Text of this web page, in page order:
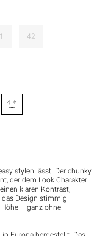
42
stylen lässt. Der chunky
der dem Look Charakter
klaren Kontrast,
das Design stimmig
– ganz ohne